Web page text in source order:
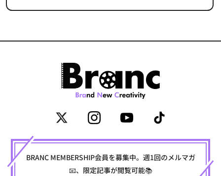
BRANC MEMBERSHIP会員を募集中。週1回のメルマガ
📧、限定記事が閲覧可能📚